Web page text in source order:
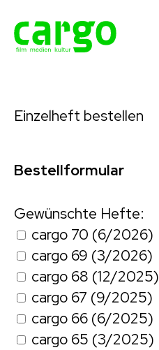
Einzelheft bestellen
Bestellformular
Gewünschte Hefte:
cargo 70 (6/2026)
cargo 69 (3/2026)
cargo 68 (12/2025)
cargo 67 (9/2025)
cargo 66 (6/2025)
cargo 65 (3/2025)